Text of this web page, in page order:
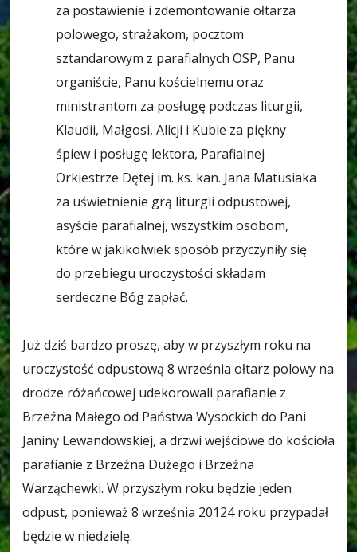
za postawienie i zdemontowanie ołtarza
polowego, strażakom, pocztom
sztandarowym z parafialnych OSP, Panu
organiście, Panu kościelnemu oraz
ministrantom za posługę podczas liturgii,
Klaudii, Małgosi, Alicji i Kubie za piękny
śpiew i posługę lektora, Parafialnej
Orkiestrze Dętej im. ks. kan. Jana Matusiaka
za uświetnienie grą liturgii odpustowej,
asyście parafialnej, wszystkim osobom,
które w jakikolwiek sposób przyczyniły się
do przebiegu uroczystości składam
serdeczne Bóg zapłać.
Już dziś bardzo proszę, aby w przyszłym roku na
uroczystość odpustową 8 września ołtarz polowy na
drodze różańcowej udekorowali parafianie z
Brzeźna Małego od Państwa Wysockich do Pani
Janiny Lewandowskiej, a drzwi wejściowe do kościoła
parafianie z Brzeźna Dużego i Brzeźna
Warząchewki. W przyszłym roku będzie jeden
odpust, ponieważ 8 września 20124 roku przypadał
będzie w niedzielę.